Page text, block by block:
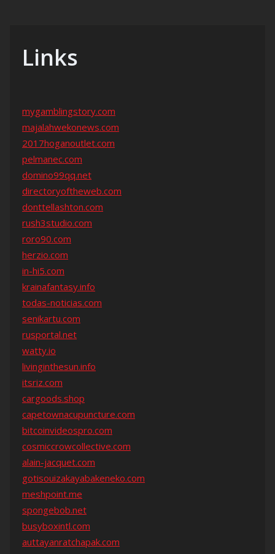
Links
mygamblingstory.com
majalahwekonews.com
2017hoganoutlet.com
pelmanec.com
domino99qq.net
directoryoftheweb.com
donttellashton.com
rush3studio.com
roro90.com
herzio.com
in-hi5.com
krainafantasy.info
todas-noticias.com
senikartu.com
rusportal.net
watty.io
livinginthesun.info
itsriz.com
cargoods.shop
capetownacupuncture.com
bitcoinvideospro.com
cosmiccrowcollective.com
alain-jacquet.com
gotisouizakayabakeneko.com
meshpoint.me
spongebob.net
busyboxintl.com
auttayanratchapak.com